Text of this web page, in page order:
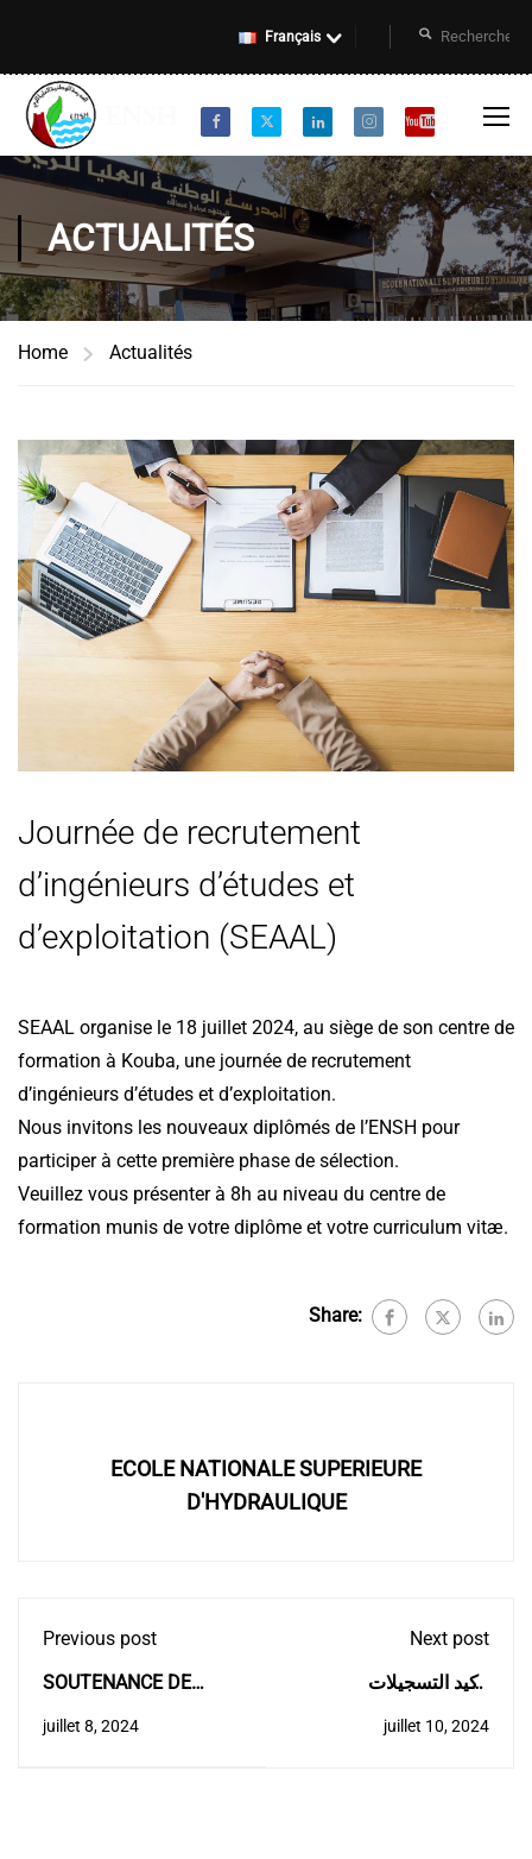
Français
ACTUALITÉS
Home Actualités
Journée de recrutement
d’ingénieurs d’études et
d’exploitation (SEAAL)
SEAAL organise le 18 juillet 2024, au siège de son centre de
formation à Kouba, une journée de recrutement
d’ingénieurs d’études et d’exploitation.
Nous invitons les nouveaux diplômés de l’ENSH pour
participer à cette première phase de sélection.
Veuillez vous présenter à 8h au niveau du centre de
formation munis de votre diplôme et votre curriculum vitæ.
Share:
ECOLE NATIONALE SUPERIEURE
D'HYDRAULIQUE
Previous post
SOUTENANCE DE
Mme. HAMITOUCHE
juillet 8, 2024
Next post
تأكيد التسجيلات
للمدرسة الوطنية العليا
juillet 10, 2024